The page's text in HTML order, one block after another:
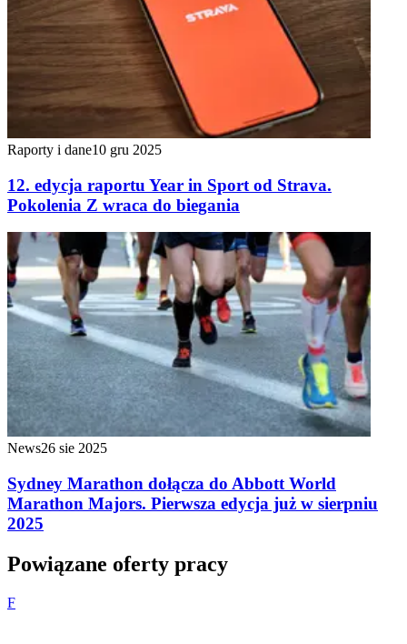
Raporty i dane10 gru 2025
12. edycja raportu Year in Sport od Strava.
Pokolenia Z wraca do biegania
News26 sie 2025
Sydney Marathon dołącza do Abbott World
Marathon Majors. Pierwsza edycja już w sierpniu
2025
Powiązane oferty pracy
F